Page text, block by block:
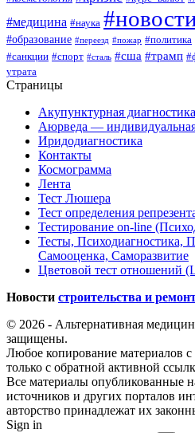
#медицина #наука
#образование #переезд #пожар #политика
#санкции #спорт #сталь #сша #трамп
утрата
Страницы
Акупунктурная диагностика
Аюрведа — индивидуальная
Иридодиагностика
Контакты
Космограмма
Лента
Тест Люшера
Тест определения
Тестирование on-line
Тесты, Психодиагностика,
Самооценка, Саморазвитие
Цветовой тест отношений
Новости строительства и
© 2026 - Альтернативная
защищены.
Любое копирование материалов с
только с обратной активной
Все материалы опубликованные
источников и других порталов
авторство принадлежат их
Sign in